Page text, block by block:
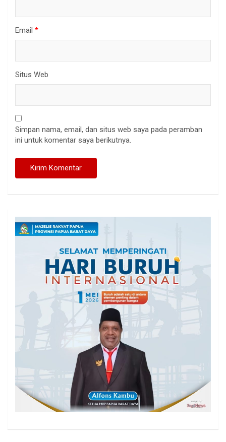
Email *
Situs Web
Simpan nama, email, dan situs web saya pada peramban
ini untuk komentar saya berikutnya.